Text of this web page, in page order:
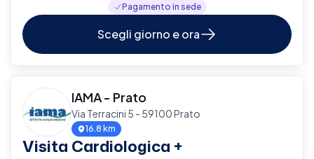
Pagamento in sede
Scegli giorno e ora
IAMA - Prato
Via Terracini 5 - 59100 Prato
16.8 km
Visita Cardiologica +